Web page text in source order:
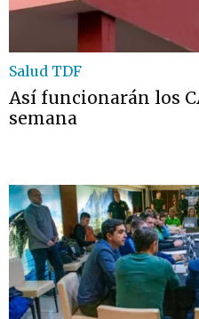
Salud TDF
Así funcionarán los
semana